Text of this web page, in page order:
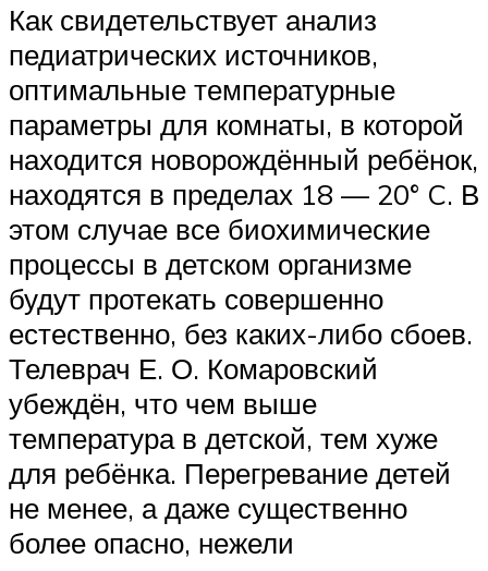
Как свидетельствует анализ
педиатрических источников,
оптимальные температурные
параметры для комнаты, в которой
находится новорождённый ребёнок,
находятся в пределах 18 — 20° C. В
этом случае все биохимические
процессы в детском организме
будут протекать совершенно
естественно, без каких-либо сбоев.
Телеврач Е. О. Комаровский
убеждён, что чем выше
температура в детской, тем хуже
для ребёнка. Перегревание детей
не менее, а даже существенно
более опасно, нежели